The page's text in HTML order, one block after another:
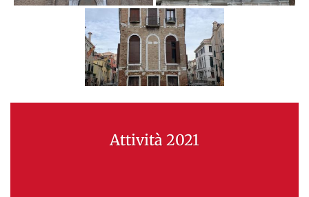
Attività 2021